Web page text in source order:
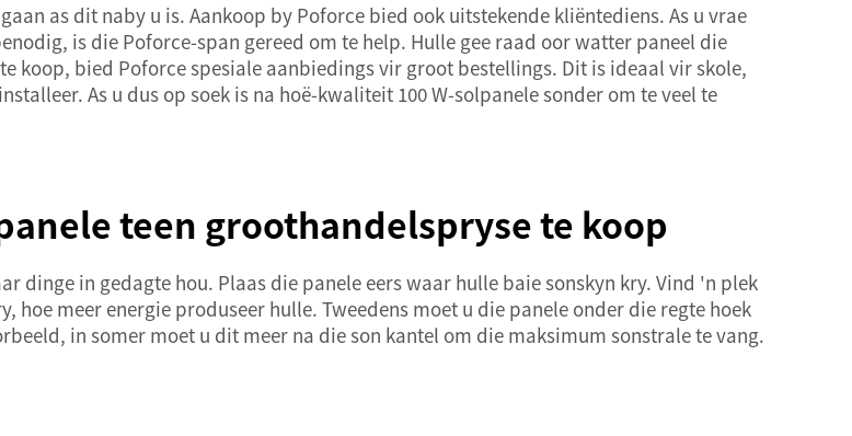
as dit naby u is. Aankoop by Poforce bied ook uitstekende kliëntediens. As u vrae
is die Poforce-span gereed om te help. Hulle gee raad oor watter paneel die
koop, bied Poforce spesiale aanbiedings vir groot bestellings. Dit is ideaal vir skole,
As u dus op soek is na hoë-kwaliteit 100 W-solpanele sonder om te veel te
teen groothandelspryse te koop
dinge in gedagte hou. Plaas die panele eers waar hulle baie sonskyn kry. Vind 'n plek
hoe meer energie produseer hulle. Tweedens moet u die panele onder die regte hoek
in somer moet u dit meer na die son kantel om die maksimum sonstrale te vang.